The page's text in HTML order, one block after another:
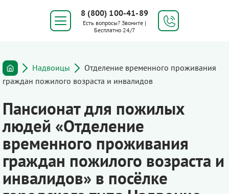
8 (800) 100-41-89
Есть вопросы? Звоните |
Бесплатно 24/7
Надвоицы
Отделение временного проживания
граждан пожилого возраста и инвалидов
Пансионат для пожилых
людей «Отделение
временного проживания
граждан пожилого возраста и
инвалидов» в посёлке